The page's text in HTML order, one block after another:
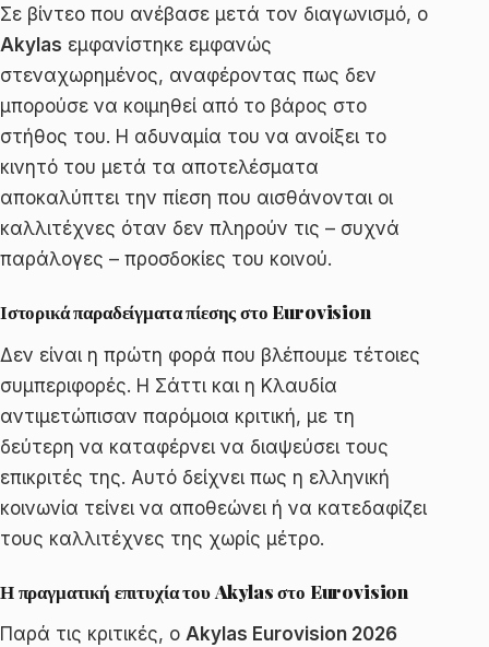
Σε βίντεο που ανέβασε μετά τον διαγωνισμό, ο
Akylas εμφανίστηκε εμφανώς
στεναχωρημένος, αναφέροντας πως δεν
μπορούσε να κοιμηθεί από το βάρος στο
στήθος του. Η αδυναμία του να ανοίξει το
κινητό του μετά τα αποτελέσματα
αποκαλύπτει την πίεση που αισθάνονται οι
καλλιτέχνες όταν δεν πληρούν τις – συχνά
παράλογες – προσδοκίες του κοινού.
Ιστορικά παραδείγματα πίεσης στο Eurovision
Δεν είναι η πρώτη φορά που βλέπουμε τέτοιες
συμπεριφορές. Η Σάττι και η Κλαυδία
αντιμετώπισαν παρόμοια κριτική, με τη
δεύτερη να καταφέρνει να διαψεύσει τους
επικριτές της. Αυτό δείχνει πως η ελληνική
κοινωνία τείνει να αποθεώνει ή να κατεδαφίζει
τους καλλιτέχνες της χωρίς μέτρο.
Η πραγματική επιτυχία του Akylas στο Eurovision
Παρά τις κριτικές, ο Akylas Eurovision 2026